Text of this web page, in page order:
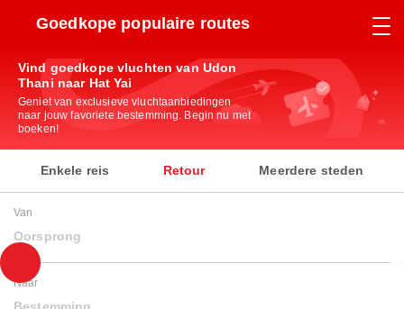
Goedkope populaire routes
Vind goedkope vluchten van Udon
Thani naar Hat Yai
Geniet van exclusieve vluchtaanbiedingen
naar jouw favoriete bestemming. Begin nu met
boeken!
Enkele reis Retour Meerdere steden
Van
Oorsprong
Naar